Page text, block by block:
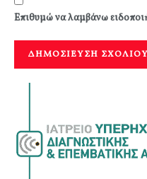
Επιθυμώ να λαμβάνω